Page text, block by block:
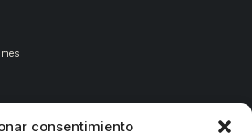
consentimiento